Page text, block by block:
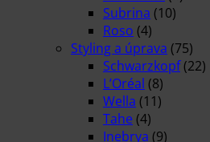
Subrina (10)
Roso (4)
Styling a úprava (75)
Schwarzkopf (22)
L’Oréal (8)
Wella (11)
Tahe (4)
Inebrya (9)